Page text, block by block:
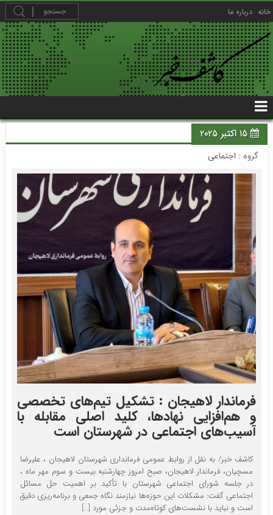
خانه درباره ما
15 اکتبر 2025
گروه : اجتماعی
فرماندار لاهیجان : تشکیل تیم‌های تخصصی
و هم‌افزایی نهادها، کلید اصلی مقابله با
آسیب‌های اجتماعی در شهرستان است
کاشف خبر/ به نقل از روابط عمومی فرمانداری شهرستان لاهیجان ، علیرضا
مسچیان، فرماندار لاهیجان، صبح امروز چهارشنبه بیست و سوم مهر ماه ،
در جلسه شورای اجتماعی شهرستان با تأکید بر اهمیت حل مسائل
اجتماعی گفت: مشکلات این حوزه‌ها نیازمند نگاه جمعی و برنامه‌ریزی دقیق
است و نباید با نشست‌های کوتاه‌مدت و جزئی مورد […]